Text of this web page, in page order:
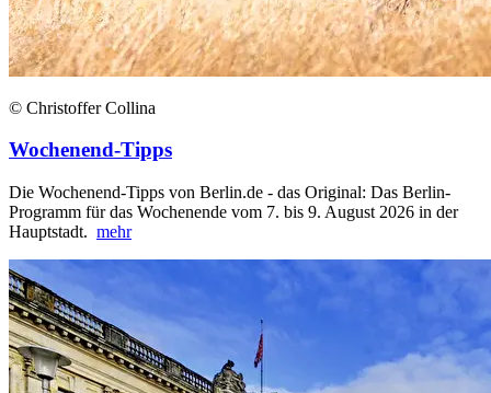
© Christoffer Collina
Wochenend-Tipps
Die Wochenend-Tipps von Berlin.de - das Original: Das Berlin-
Programm für das Wochenende vom 7. bis 9. August 2026 in der
Hauptstadt. mehr